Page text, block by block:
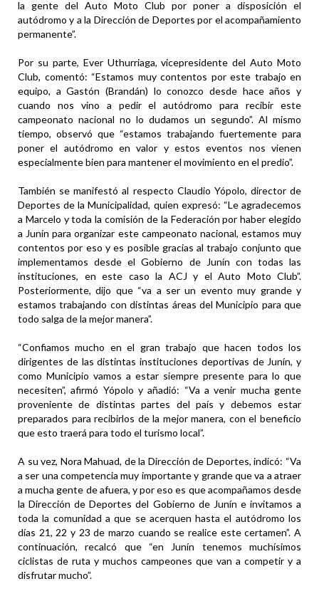
la gente del Auto Moto Club por poner a disposición el
autódromo y a la Dirección de Deportes por el acompañamiento
permanente”.
Por su parte, Ever Uthurriaga, vicepresidente del Auto Moto
Club, comentó: “Estamos muy contentos por este trabajo en
equipo, a Gastón (Brandán) lo conozco desde hace años y
cuando nos vino a pedir el autódromo para recibir este
campeonato nacional no lo dudamos un segundo”. Al mismo
tiempo, observó que “estamos trabajando fuertemente para
poner el autódromo en valor y estos eventos nos vienen
especialmente bien para mantener el movimiento en el predio”.
También se manifestó al respecto Claudio Yópolo, director de
Deportes de la Municipalidad, quien expresó: “Le agradecemos
a Marcelo y toda la comisión de la Federación por haber elegido
a Junín para organizar este campeonato nacional, estamos muy
contentos por eso y es posible gracias al trabajo conjunto que
implementamos desde el Gobierno de Junín con todas las
instituciones, en este caso la ACJ y el Auto Moto Club”.
Posteriormente, dijo que “va a ser un evento muy grande y
estamos trabajando con distintas áreas del Municipio para que
todo salga de la mejor manera”.
“Confiamos mucho en el gran trabajo que hacen todos los
dirigentes de las distintas instituciones deportivas de Junín, y
como Municipio vamos a estar siempre presente para lo que
necesiten”, afirmó Yópolo y añadió: “Va a venir mucha gente
proveniente de distintas partes del país y debemos estar
preparados para recibirlos de la mejor manera, con el beneficio
que esto traerá para todo el turismo local”.
A su vez, Nora Mahuad, de la Dirección de Deportes, indicó: “Va
a ser una competencia muy importante y grande que va a atraer
a mucha gente de afuera, y por eso es que acompañamos desde
la Dirección de Deportes del Gobierno de Junín e invitamos a
toda la comunidad a que se acerquen hasta el autódromo los
días 21, 22 y 23 de marzo cuando se realice este certamen”. A
continuación, recalcó que “en Junín tenemos muchísimos
ciclistas de ruta y muchos campeones que van a competir y a
disfrutar mucho”.